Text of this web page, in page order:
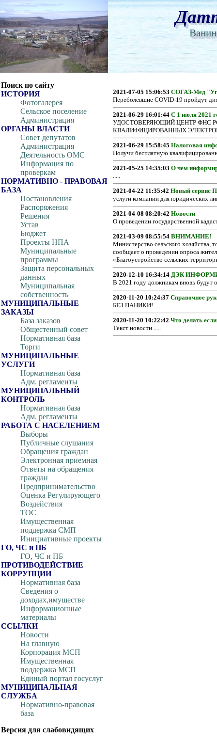
Версия для слабовидящих: Вкл Изображения:
Поиск по сайту
ИСТОРИЯ
Фотогалерея
Сельское поселение
Администрация
ОРГАНЫ ВЛАСТИ
Совет депутатов
Администрация
Деятельность ОМС
Информация по
проверкам
НОРМАТИВНО - ПРАВОВАЯ
БАЗА
Постановления
Распоряжения
Решения
Устав
Бюджет
Проекты НПА
Муниципальные
программы
Защита персональных
данных
Муниципальная
собственность
МУНИЦИПАЛЬНЫЕ
ЗАКАЗЫ
База заказов
Общестенный совет
Нормативная база
Торги
МУНИЦИПАЛЬНЫЕ
УСЛУГИ
Нормативная база
Адм. регламенты
МУНИЦИПАЛЬНЫЙ
КОНТРОЛЬ
Нормативная база
Адм. регламенты
РАБОТА С НАСЕЛЕНИЕМ
Выборы
Публичные слушания
Обращения граждан
Электронная приемная
Ответы на обращения
граждан
Предпринимательство
Оценка Регулирующего
Воздействия
ТОС
Имущественная
поддержка СМП
Инициативные проекты
ГО, ЧС и ПБ
ГО, ЧС и ПБ
ПРОТИВОДЕЙСТВИЕ
КОРРУПЦИИ
Нормативная база
Сведения о
доходах,имуществе
Информационные
материалы
ССЫЛКИ
Новости
На главную
Корпорация МСП
Имущественная
поддержка МСП
Единый портал госуслуг
МУНИЦИПАЛЬНАЯ
СЛУЖБА
Нормативно-правовая
база
Версия для слабовидящих
2021-07-05 15:06:53 СОГАЗ-Мед
Переболевшие COVID-19 пройдут
2021-06-29 16:01:44 C 1 июля 2021
УДОСТОВЕРЯЮЩИЙ ЦЕНТР ФНС
КВАЛИФИЦИРОВАННЫХ
2021-06-29 15:58:45 Налоговая
Получи бесплатную
2021-05-25 14:35:03 О чем
.....
2021-04-22 11:35:42 Новый сервис
услуги компании для юридических
2021-04-08 08:20:42 Новости
О проведении государственной
2021-03-09 08:55:54 ВНИМАНИЕ!
Министерство сельского
сообщает о проведении опроса
«Благоустройство сельских
2020-12-10 16:34:14 ДЭК
В 2021 году должникам вновь будут
2020-11-20 10:24:37 Справочное
БЕЗ ПАНИКИ! .....
2020-11-20 10:22:42 Что делать
Текст новости .....